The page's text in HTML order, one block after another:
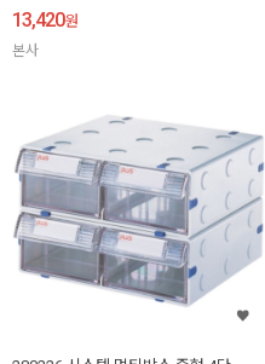
13,420원
본사